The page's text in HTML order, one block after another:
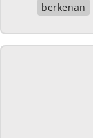
berkenan